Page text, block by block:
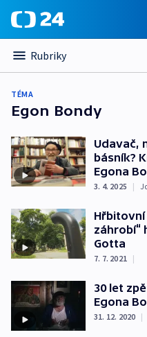
Rubriky
TÉMA
Egon Bondy
Udavač,
básník?
Egona
3. 4. 2025 |
Hřbitovní
záhrobí“
Gotta
7. 7. 2021 |
30 let
Egona
31. 12. 2020 |